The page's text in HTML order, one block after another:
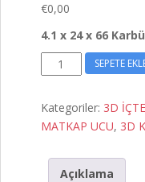
€0,00
4.1 x 24 x 66
x
x
66
Matkap
SEPETE
Kategoriler: 3D
MATKAP UCU, 3D
Açıklama